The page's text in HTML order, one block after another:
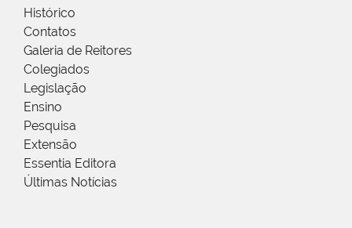
Histórico
Contatos
Galeria de Reitores
Colegiados
Legislação
Ensino
Pesquisa
Extensão
Essentia Editora
Últimas Notícias